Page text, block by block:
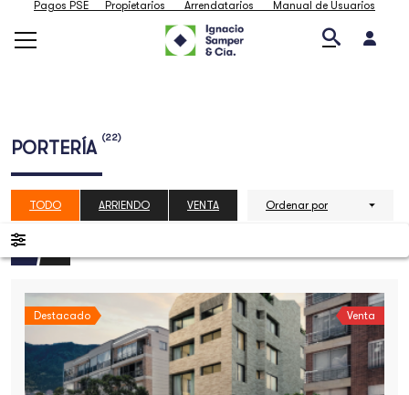
Pagos PSE Propietarios Arrendatarios Manual de Usuarios
PORTERÍA
(22)
TODO ARRIENDO VENTA Ordenar por
Destacado Venta